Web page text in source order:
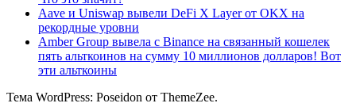
Aave и Uniswap вывели DeFi X Layer от OKX на
рекордные уровни
Amber Group вывела с Binance на связанный кошелек
пять альткоинов на сумму 10 миллионов долларов! Вот
эти альткоины
Тема WordPress: Poseidon от ThemeZee.